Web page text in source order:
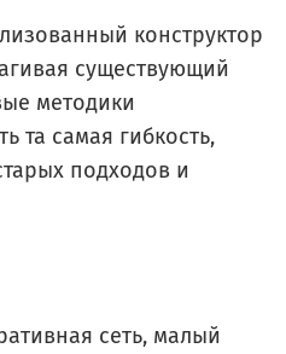
конструктор
существующий
методики
та самая гибкость,
подходов и
сеть, малый